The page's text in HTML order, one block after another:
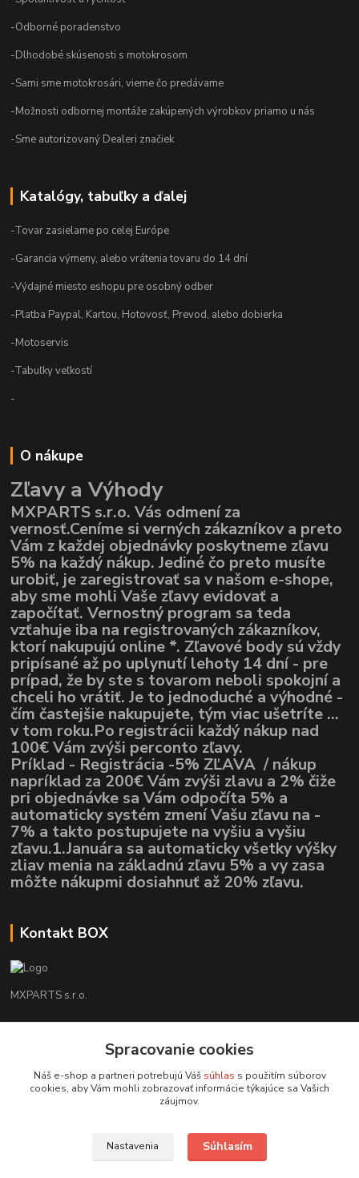
-Odborné poradenstvo
-Dlhodobé skúsenosti s motokrosom
-Sami sme motokrosári, vieme čo predávame
-Možnosti odbornej montáže zakúpených výrobkov priamo u nás
-Sme autorizovaný Dealeri značiek
Katalógy, tabuľky a ďalej
-Tovar zasielame po celej Európe
-Garancia výmeny, alebo vrátenia tovaru do 14 dní
-Výdajné miesto eshopu pre osobný odber
-Platba Paypal, Kartou, Hotovosť, Prevod, alebo dobierka
-Motoservis
-Tabuľky veľkostí
-
O nákupe
Zľavy a Výhody
MXPARTS s.r.o. Vás odmení za
vernosť.Ceníme si verných zákazníkov a preto
Vám z každej objednávky poskytneme zľavu
5% na každý nákup. Jediné čo preto musíte
urobiť, je zaregistrovať sa v našom e-shope,
aby sme mohli Vaše zľavy evidovať a
započítať. Vernostný program sa teda
vzťahuje iba na registrovaných zákazníkov,
ktorí nakupujú online *. Zľavové body sú vždy
pripísané až po uplynutí lehoty 14 dní - pre
prípad, že by ste s tovarom neboli spokojní a
chceli ho vrátiť. Je to jednoduché a výhodné -
čím častejšie nakupujete, tým viac ušetríte ...
v tom roku.Po registrácii každý nákup nad
100€ Vám zvýši perconto zľavy.
Príklad - Registrácia -5% ZĽAVA / nákup
napríklad za 200€ Vám zvýši zlavu a 2% čiže
pri objednávke sa Vám odpočíta 5% a
automaticky systém zmení Vašu zľavu na -
7% a takto postupujete na vyšiu a vyšiu
zľavu.1.Januára sa automaticky všetky výšky
zliav menia na základnú zľavu 5% a vy zasa
môžte nákupmi dosiahnuť až 20% zľavu.
Kontakt BOX
MXPARTS s.r.o.
+421948260186
motokrossk@gmail.com
Spracovanie cookies
Náš e-shop a partneri potrebujú Váš súhlas s použitím súborov
cookies, aby Vám mohli zobrazovať informácie týkajúce sa Vašich
záujmov.
Nastavenia Súhlasím